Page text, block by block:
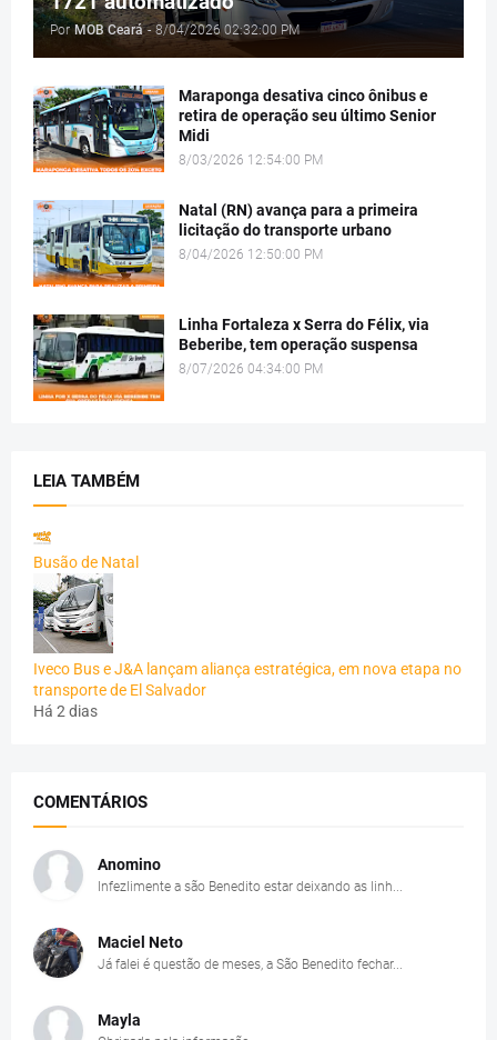
Por MOB Ceará - 8/04/2026 02:32:00 PM
Maraponga desativa cinco ônibus e
retira de operação seu último Senior
Midi
8/03/2026 12:54:00 PM
Natal (RN) avança para a primeira
licitação do transporte urbano
8/04/2026 12:50:00 PM
Linha Fortaleza x Serra do Félix, via
Beberibe, tem operação suspensa
8/07/2026 04:34:00 PM
LEIA TAMBÉM
Busão de Natal
Iveco Bus e J&A lançam aliança estratégica, em nova etapa no
transporte de El Salvador
Há 2 dias
COMENTÁRIOS
Anomino
Infezlimente a são Benedito estar deixando as linh...
Maciel Neto
Já falei é questão de meses, a São Benedito fechar...
Mayla